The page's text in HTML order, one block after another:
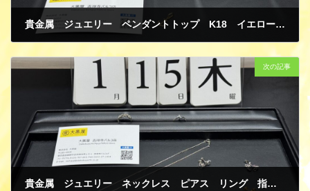
貴金属 ジュエリー ペンダントトップ K18 イエローゴールド 買取
次の記事
貴金属 ジュエリー ネックレス ピアス リング 指輪 PT850 プラチナ リング 指輪 K18 K14 K9 イエローゴールド パール ダイヤモンド 色石 組曲 ジュエリーマキ 買取